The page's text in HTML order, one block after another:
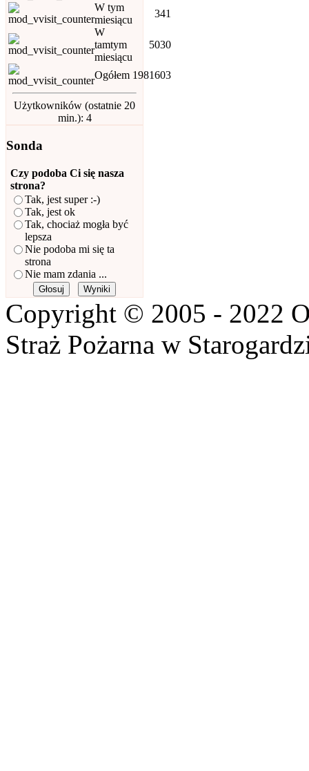
W tym
miesiącu
341
W
tamtym
miesiącu
5030
Ogółem 1981603
Użytkowników (ostatnie 20
min.): 4
Sonda
Czy podoba Ci się nasza
strona?
Tak, jest super :-)
Tak, jest ok
Tak, chociaż mogła być
lepsza
Nie podoba mi się ta
strona
Nie mam zdania ...
Copyright © 2005 - 2022
Straż Pożarna w